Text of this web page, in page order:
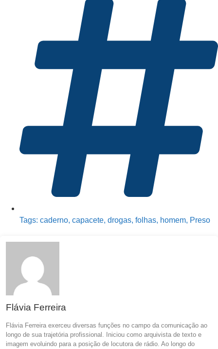
Tags: caderno, capacete, drogas, folhas, homem, Preso
Flávia Ferreira
Flávia Ferreira exerceu diversas funções no campo da comunicação ao
longo de sua trajetória profissional. Iniciou como arquivista de texto e
imagem evoluindo para a posição de locutora de rádio. Ao longo do